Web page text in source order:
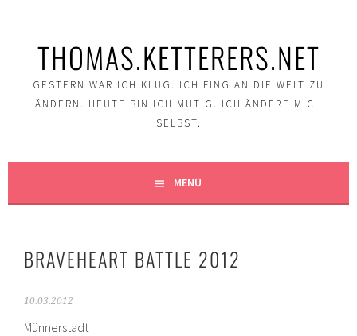
THOMAS.KETTERERS.NET
GESTERN WAR ICH KLUG. ICH FING AN DIE WELT ZU
ÄNDERN. HEUTE BIN ICH MUTIG. ICH ÄNDERE MICH
SELBST.
MENÜ
BRAVEHEART BATTLE 2012
10.03.2012
Münnerstadt